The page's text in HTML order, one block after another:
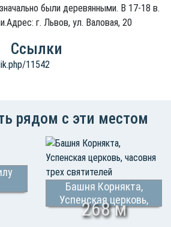
были деревянными. В 17-18 в.
г. Львов, ул. Валовая, 20
Ссылки
11542
рядом с эти местом
Башня Корнякта,
Успенская церковь,
часовня трех
268 м